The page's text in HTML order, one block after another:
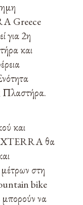
Greece
για 2η
και
Πλαστήρα.
και
XTERRA θα
στη
bike
μπορούν να